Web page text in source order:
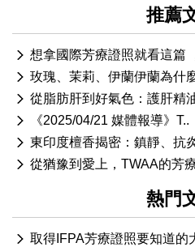
推薦
想拿國際芳療證照就看這篇
玫瑰、茉莉、伊蘭伊蘭為什
從脂肪肝到好氣色：護肝精
《2025/04/21 媒體報導》T..
東印度檀香揭密：鎮靜、抗
從猶豫到愛上，TWAA的芳
熱門
取得IFPA芳療證照要知道的